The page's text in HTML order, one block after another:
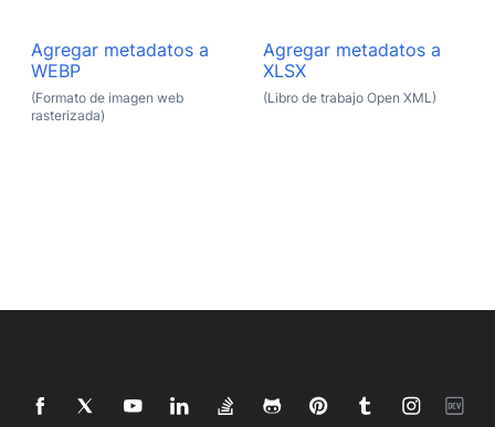
Agregar metadatos a
WEBP
(Formato de imagen web
rasterizada)
Agregar metadatos a
XLSX
(Libro de trabajo Open XML)